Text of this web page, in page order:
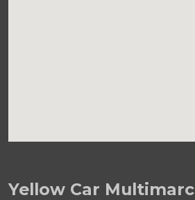
Yellow Car